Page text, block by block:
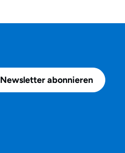
Newsletter abonnieren